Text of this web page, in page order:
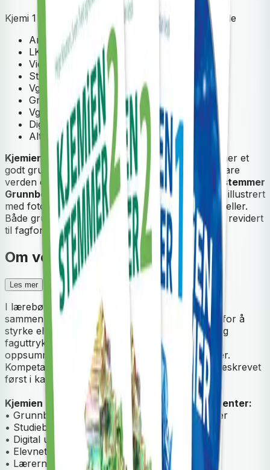
Kjemi 1 og kjemi 2, programfag videregående skole
Arbeidsbok
LK20
Videregående skole
Studieforberedende
Vg3
Grunnbok
Vg2
Digital ressurs
Alt-i-ett-bok
Kjemien stemmer 1og Kjemien stemmer 2
danner et
godt grunnlag for at elevene kan forstå og forklare
verden og samfunnet som omgir dem.
Kjemien stemmer
Grunnbok
har en systematisk struktur og er rikt illustrert
med fotografier, illustrasjoner og oversiktlige tabeller.
Både grunnbøker, studiebøker og fagnettsted er revidert
til fagfornyelsen LK20.
Om verket
Les mer
I lærebøkene er det lagt vekt på å knytte gode
sammenhenger mellom teorien og eksemplene for å
styrke elevenes forståelse. Sentrale begreper og
faguttrykk er godt forklart. Hvert delkapittel
oppsummeres med egne Test deg selv-oppgaver.
Kompetansemålene fra læreplanen LK20 står beskrevet
først i kapittelet der de er behandlet.
Kjemien stemmer består av følgende komponenter:
• Grunnbok med teori og test deg selv-oppgaver
• Studiebok med oppgaver, aktiviteter og fasit
• Digital utgave i Unibok.no
• Elevnettsted, gratis
• Lærernettsted, lisens